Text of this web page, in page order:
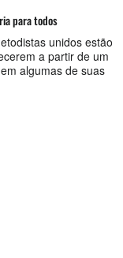
para todos
unidos estão
a partir de um
algumas de suas